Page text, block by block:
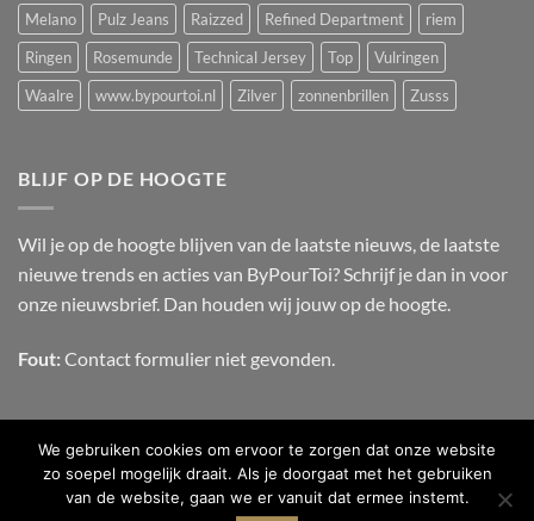
Melano
Pulz Jeans Raizzed Refined Department
riem
Ringen
Rosemunde Technical Jersey Top
Vulringen
Waalre
www.bypourtoi.nl Zilver zonnenbrillen Zusss
BLIJF OP DE HOOGTE
Wil je op de hoogte blijven van de laatste nieuws, de laatste
nieuwe trends en acties van ByPourToi? Schrijf je dan in voor
onze nieuwsbrief. Dan houden wij jouw op de hoogte.
Fout: Contact formulier niet gevonden.
OVER ONS
We gebruiken cookies om ervoor te zorgen dat onze website
zo soepel mogelijk draait. Als je doorgaat met het gebruiken
van de website, gaan we er vanuit dat ermee instemt.